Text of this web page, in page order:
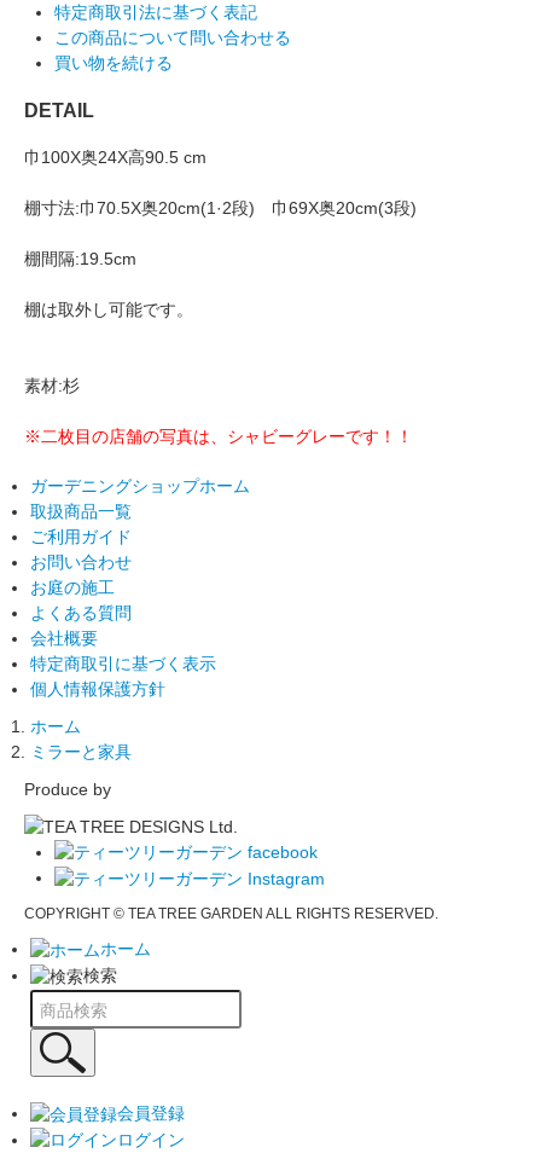
特定商取引法に基づく表記
この商品について問い合わせる
買い物を続ける
DETAIL
巾100X奥24X高90.5 cm
棚寸法:巾70.5X奥20cm(1·2段) 巾69X奥20cm(3段)
棚間隔:19.5cm
棚は取外し可能です。
素材:杉
※二枚目の店舗の写真は、シャビーグレーです！！
ガーデニングショップホーム
取扱商品一覧
ご利用ガイド
お問い合わせ
お庭の施工
よくある質問
会社概要
特定商取引に基づく表示
個人情報保護方針
ホーム
ミラーと家具
Produce by
COPYRIGHT © TEA TREE GARDEN ALL RIGHTS RESERVED.
ホーム
検索
会員登録
ログイン